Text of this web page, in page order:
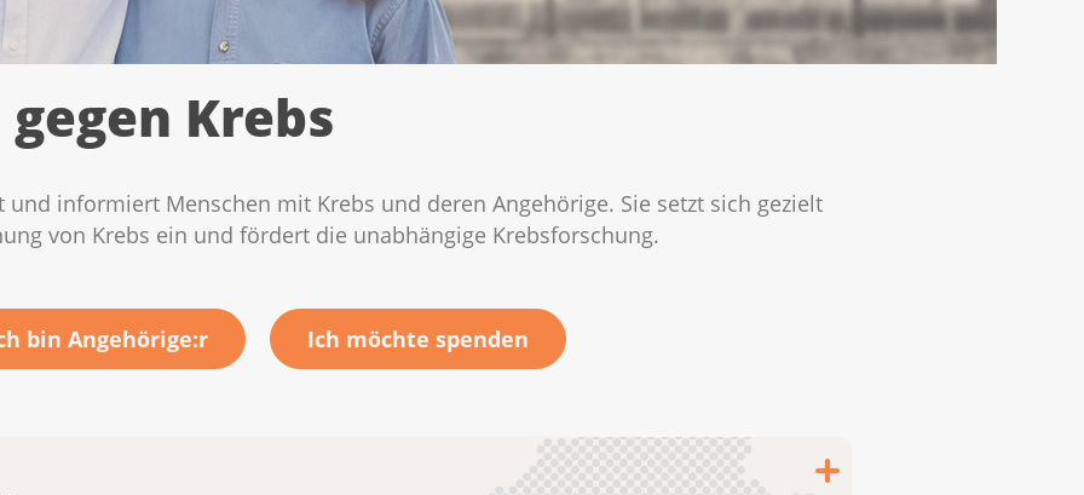
Krebs
und informiert Menschen mit Krebs und deren Angehörige. Sie setzt sich gezielt
von Krebs ein und fördert die unabhängige Krebsforschung.
bin Angehörige:r Ich möchte spenden